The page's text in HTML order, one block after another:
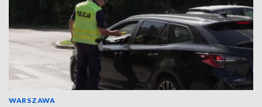
WARSZAWA